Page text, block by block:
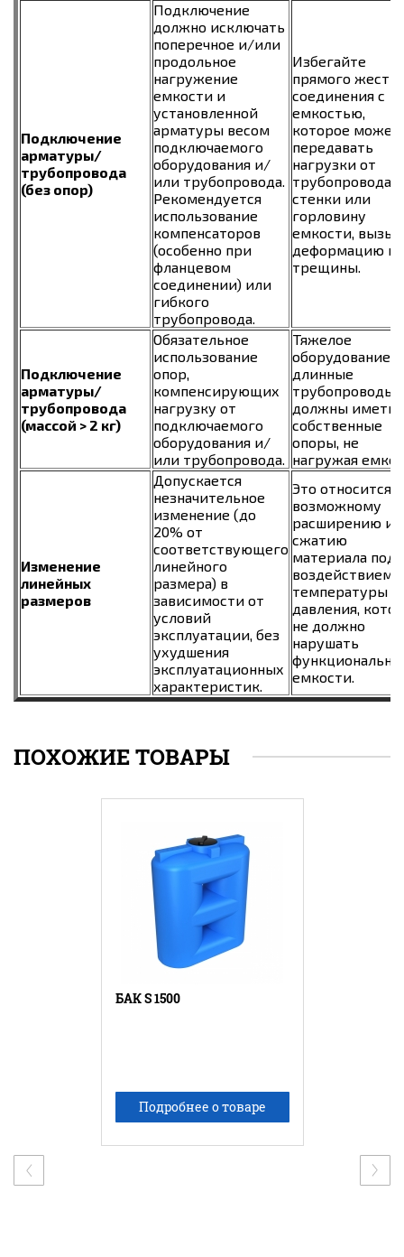
Подключение
арматуры/
трубопровода
(без опор)
Подключение
должно исключать
поперечное и/или
продольное
нагружение
емкости и
установленной
арматуры весом
подключаемого
оборудования и/
или трубопровода.
Рекомендуется
использование
компенсаторов
(особенно при
фланцевом
соединении) или
гибкого
трубопровода.
Избегайте
прямого
соединения с
емкостью,
которое может
передавать
нагрузки от
трубопровода
стенки или
горловину
емкости,
деформацию
трещины.
Подключение
арматуры/
трубопровода
(массой > 2 кг)
Обязательное
использование
опор,
компенсирующих
нагрузку от
подключаемого
оборудования и/
или трубопровода.
Тяжелое
оборудование
длинные
трубопроводы
должны иметь
собственные
опоры, не
нагружая
Изменение
линейных
размеров
Допускается
незначительное
изменение (до
20% от
соответствующего
линейного
размера) в
зависимости от
условий
эксплуатации, без
ухудшения
эксплуатационных
характеристик.
Это относится к
возможному
расширению
сжатию
материала под
воздействием
температуры
давления,
не должно
нарушать
емкости.
ПОХОЖИЕ ТОВАРЫ
БАК S 1500
Подробнее о товаре